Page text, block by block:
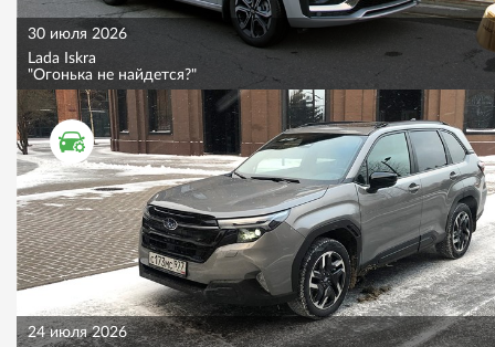
30 июля 2026
Lada Iskra
"Огонька не найдется?"
ТЕСТ ДРАЙВ
24 июля 2026